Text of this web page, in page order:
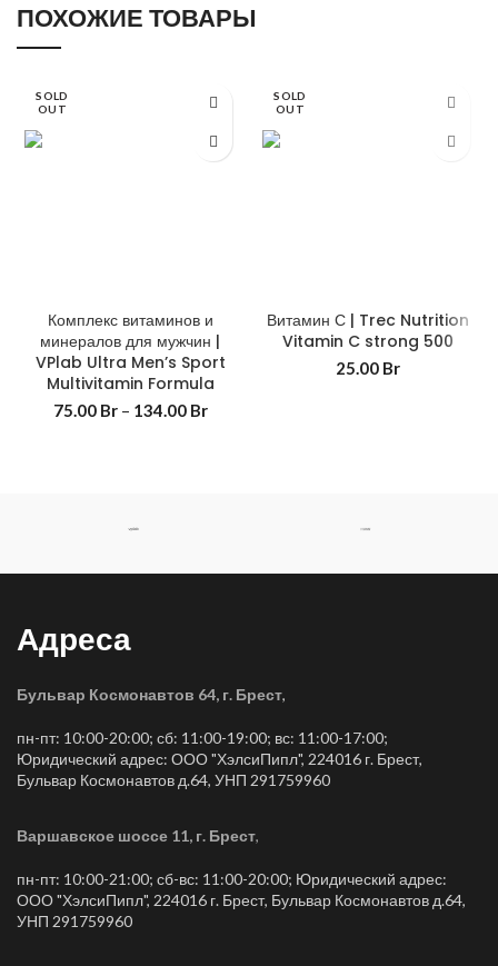
ПОХОЖИЕ ТОВАРЫ
SOLD
OUT
Комплекс витаминов и
минералов для мужчин |
VPlab Ultra Men’s Sport
Multivitamin Formula
75.00 Br– 134.00 Br
SOLD
OUT
Витамин С | Trec Nutrition
Vitamin C strong 500
25.00 Br
Адреса
Бульвар Космонавтов 64, г. Брест,
пн-пт: 10:00-20:00; сб: 11:00-19:00; вс: 11:00-17:00;
Юридический адрес: ООО "ХэлсиПипл", 224016 г. Брест,
Бульвар Космонавтов д.64, УНП 291759960
Варшавское шоссе 11, г. Брест,
пн-пт: 10:00-21:00; сб-вс: 11:00-20:00; Юридический адрес:
ООО "ХэлсиПипл", 224016 г. Брест, Бульвар Космонавтов д.64,
УНП 291759960